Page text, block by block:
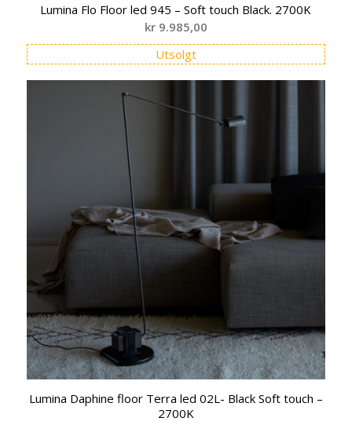
Lumina Flo Floor led 945 – Soft touch Black. 2700K
kr9.985,00
Utsolgt
Lumina Daphine floor Terra led 02L- Black Soft touch –
2700K